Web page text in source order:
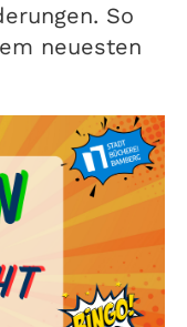
So
neuesten